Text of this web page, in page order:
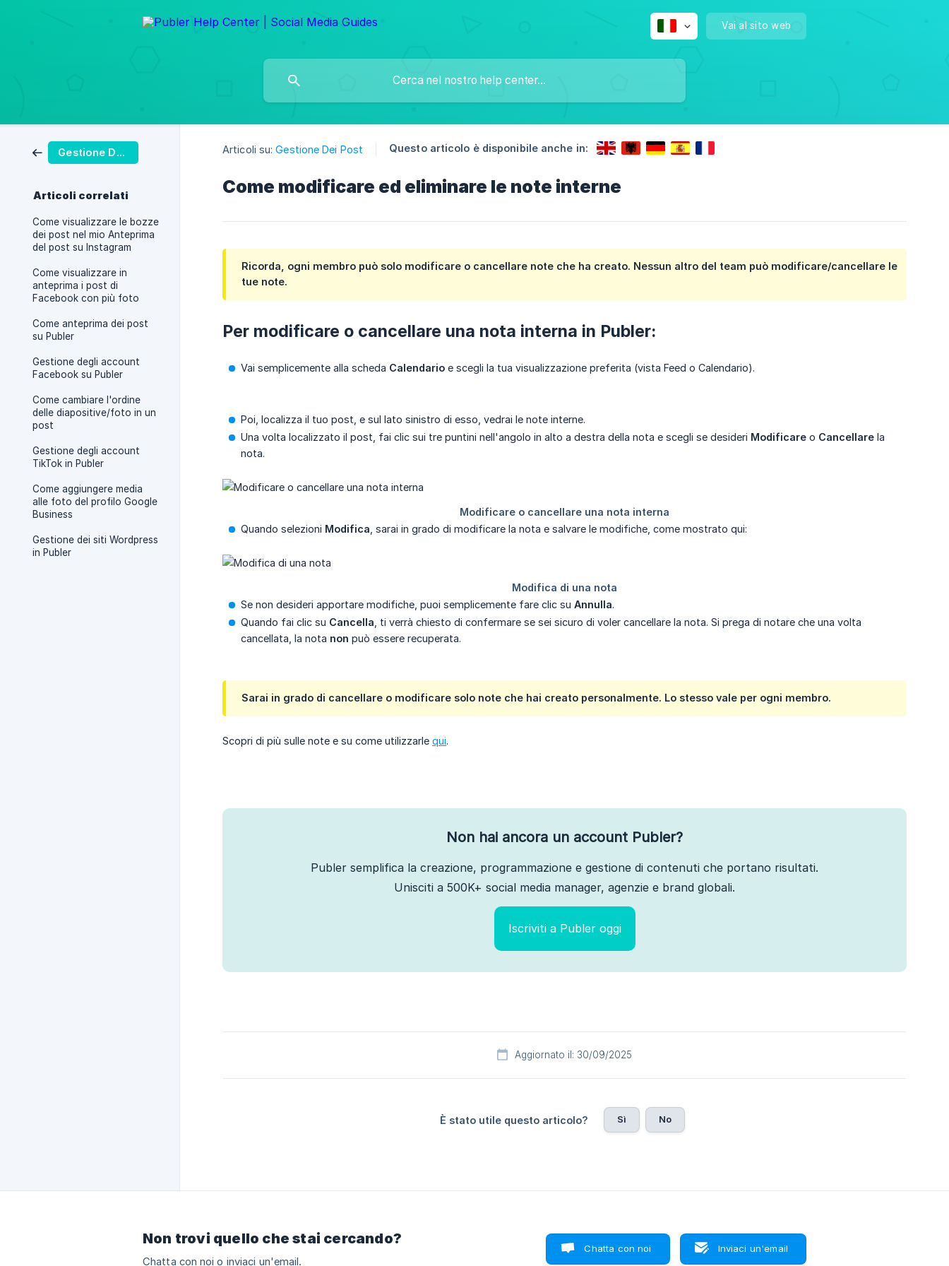
Vai al sito web
Gestione Dei Post
Articoli correlati
Come visualizzare le bozze
dei post nel mio Anteprima
del post su Instagram
Come visualizzare in
anteprima i post di
Facebook con più foto
Come anteprima dei post
su Publer
Gestione degli account
Facebook su Publer
Come cambiare l'ordine
delle diapositive/foto in un
post
Gestione degli account
TikTok in Publer
Come aggiungere media
alle foto del profilo Google
Business
Gestione dei siti Wordpress
in Publer
Articoli su: Gestione Dei Post Questo articolo è disponibile anche in:
Come modificare ed eliminare le note interne
Ricorda, ogni membro può solo modificare o cancellare note che ha creato. Nessun altro del team può modificare/cancellare le
tue note.
Per modificare o cancellare una nota interna in Publer:
Vai semplicemente alla scheda Calendario e scegli la tua visualizzazione preferita (vista Feed o Calendario).
Poi, localizza il tuo post, e sul lato sinistro di esso, vedrai le note interne.
Una volta localizzato il post, fai clic sui tre puntini nell'angolo in alto a destra della nota e scegli se desideri Modificare o Cancellare la
nota.
Quando selezioni Modifica , sarai in grado di modificare la nota e salvare le modifiche, come mostrato qui:
Se non desideri apportare modifiche, puoi semplicemente fare clic su Annulla.
Quando fai clic su Cancella , ti verrà chiesto di confermare se sei sicuro di voler cancellare la nota. Si prega di notare che una volta
cancellata, la nota non può essere recuperata.
Sarai in grado di cancellare o modificare solo note che hai creato personalmente. Lo stesso vale per ogni membro.
Scopri di più sulle note e su come utilizzarle qui.
Non hai ancora un account Publer?
Publer semplifica la creazione, programmazione e gestione di contenuti che portano risultati.
Unisciti a 500K+ social media manager, agenzie e brand globali.
Iscriviti a Publer oggi
Aggiornato il: 30/09/2025
È stato utile questo articolo? Sì No
Non trovi quello che stai cercando?
Chatta con noi o inviaci un'email.
Chatta con noi Inviaci un'email